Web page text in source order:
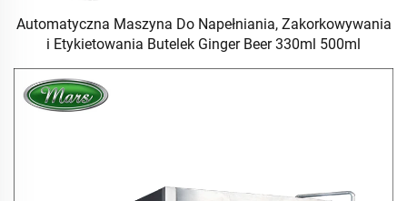
Automatyczna Maszyna Do Napełniania, Zakorkowywania
i Etykietowania Butelek Ginger Beer 330ml 500ml